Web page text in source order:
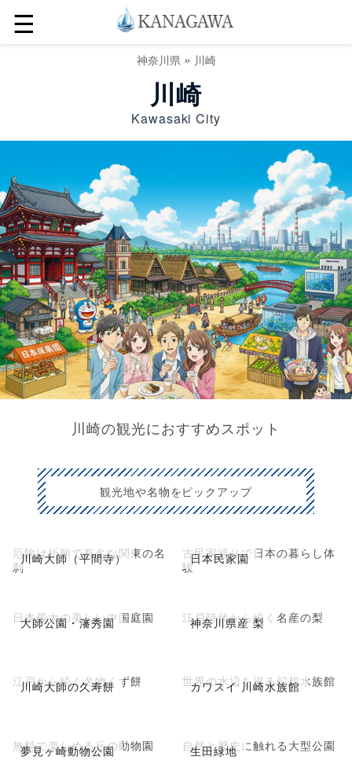
☰
神奈川県» 川崎
川崎
Kawasaki City
川崎の観光におすすめスポット
観光地や名物をピックアップ
川崎大師（平間寺）
厄除け祈願で有名な関東の名
刹
日本民家園
古民家巡りで日本の暮らし体
験
大師公園・瀋秀園
日本最大の美しい中国庭園 神奈川県産 梨
江戸時代から続く名産の梨
川崎大師の久寿餅
江戸から続く名物くず餅 カワスイ 川崎水族館
世界の水辺を巡る幻想水族館
夢見ヶ崎動物公園
無料で楽しめる丘の動物園 生田緑地
自然と歴史に触れる大型公園